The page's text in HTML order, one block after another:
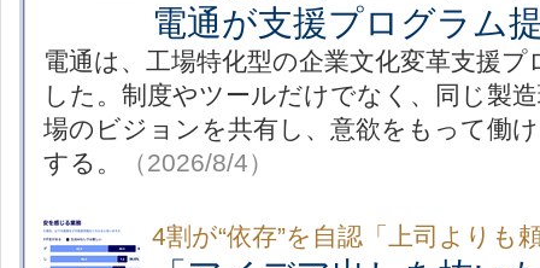
電通が支援プログラム
電通は、工場特化型の企業文化変革支援
した。制度やツールだけでなく、同じ製
場のビジョンを共有し、意欲をもって働
する。
（2026/8/4）
4割が“依存”を自認「上司よりも